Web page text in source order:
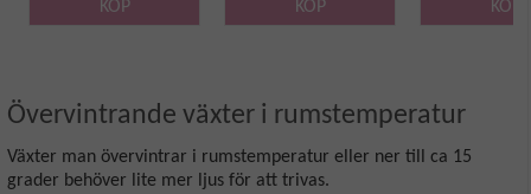
KÖP KÖP KÖP
Övervintrande växter i rumstemperatur
Växter man övervintrar i rumstemperatur eller ner till ca 15
grader behöver lite mer ljus för att trivas.